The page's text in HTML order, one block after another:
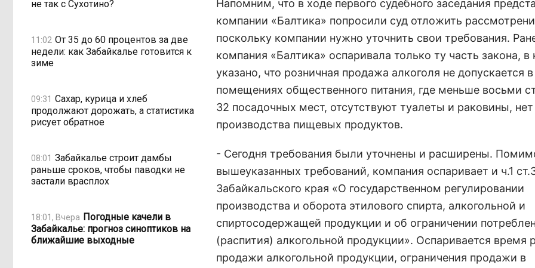
не так с Сухотино?
11:02 От 35 до 60 процентов за две
недели: как Забайкалье готовится к
зиме
09:31 Сахар, курица и хлеб
продолжают дорожать, а статистика
рисует обратное
08:01 Забайкалье строит дамбы
раньше сроков, чтобы паводки не
застали врасплох
18:01, Вчера Погодные качели в
Забайкалье: прогноз синоптиков на
ближайшие выходные
Напомним, что в ходе первого судебного заседания
компании «Балтика» попросили суд отложить
поскольку компании нужно уточнить свои требования.
компания «Балтика» оспаривала только ту часть закона, в
указано, что розничная продажа алкоголя не допускается в
помещениях общественного питания, где меньше восьми
32 посадочных мест, отсутствуют туалеты и раковины, нет
производства пищевых продуктов.
- Сегодня требования были уточнены и расширены.
вышеуказанных требований, компания оспаривает и ч.1
Забайкальского края «О государственном регулировании
производства и оборота этилового спирта, алкогольной и
спиртосодержащей продукции и об ограничении
(распития) алкогольной продукции». Оспаривается время
продажи алкогольной продукции, ограничения продажи в